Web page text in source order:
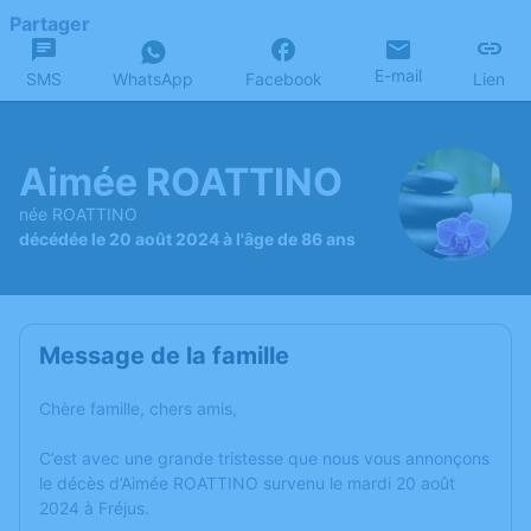
Partager
SMS WhatsApp Facebook E-mail Lien
Aimée ROATTINO
née ROATTINO
décédée le 20 août 2024 à l'âge de 86 ans
Message de la famille
Chère famille, chers amis,
C’est avec une grande tristesse que nous vous annonçons
le décès d’Aimée ROATTINO survenu le mardi 20 août
2024 à Fréjus.